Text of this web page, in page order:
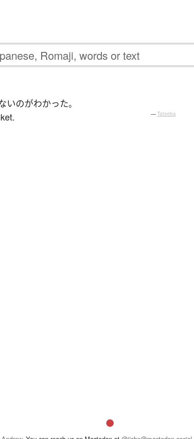
いのがわかった。
— Tatoeba